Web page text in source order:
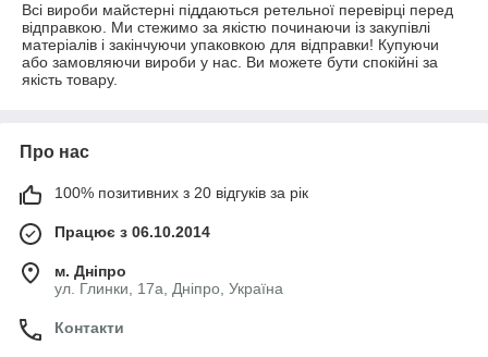
Всі вироби майстерні піддаються ретельної перевірці перед
відправкою. Ми стежимо за якістю починаючи із закупівлі
матеріалів і закінчуючи упаковкою для відправки! Купуючи
або замовляючи вироби у нас. Ви можете бути спокійні за
якість товару.
Про нас
100% позитивних з 20 відгуків за рік
Працює з 06.10.2014
м. Дніпро
ул. Глинки, 17а, Дніпро, Україна
Контакти